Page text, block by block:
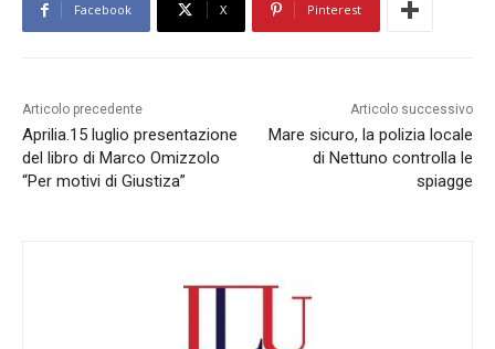
Facebook X Pinterest
Articolo precedente
Aprilia.15 luglio presentazione
del libro di Marco Omizzolo
“Per motivi di Giustiza”
Articolo successivo
Mare sicuro, la polizia locale
di Nettuno controlla le
spiagge